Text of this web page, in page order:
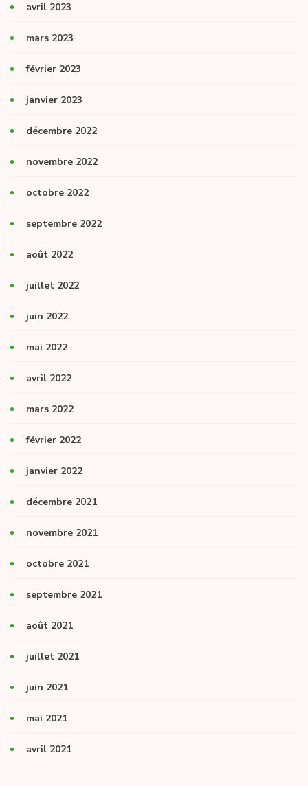
avril 2023
mars 2023
février 2023
janvier 2023
décembre 2022
novembre 2022
octobre 2022
septembre 2022
août 2022
juillet 2022
juin 2022
mai 2022
avril 2022
mars 2022
février 2022
janvier 2022
décembre 2021
novembre 2021
octobre 2021
septembre 2021
août 2021
juillet 2021
juin 2021
mai 2021
avril 2021